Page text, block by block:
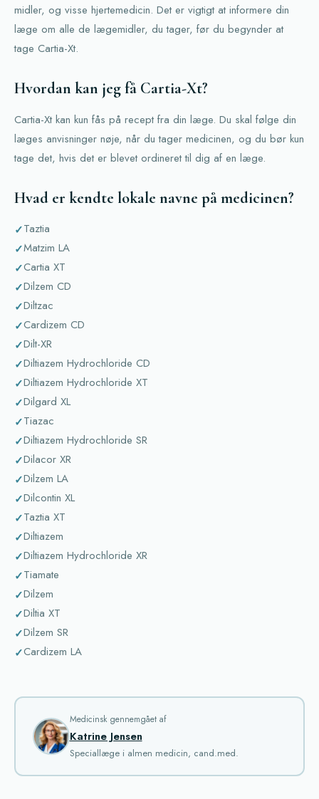
midler, og visse hjertemedicin. Det er vigtigt at informere din
læge om alle de lægemidler, du tager, før du begynder at
tage Cartia-Xt.
Hvordan kan jeg få Cartia-Xt?
Cartia-Xt kan kun fås på recept fra din læge. Du skal følge din
læges anvisninger nøje, når du tager medicinen, og du bør kun
tage det, hvis det er blevet ordineret til dig af en læge.
Hvad er kendte lokale navne på medicinen?
Taztia
Matzim LA
Cartia XT
Dilzem CD
Diltzac
Cardizem CD
Dilt-XR
Diltiazem Hydrochloride CD
Diltiazem Hydrochloride XT
Dilgard XL
Tiazac
Diltiazem Hydrochloride SR
Dilacor XR
Dilzem LA
Dilcontin XL
Taztia XT
Diltiazem
Diltiazem Hydrochloride XR
Tiamate
Dilzem
Diltia XT
Dilzem SR
Cardizem LA
Medicinsk gennemgået af
Katrine Jensen
Speciallæge i almen medicin, cand.med.